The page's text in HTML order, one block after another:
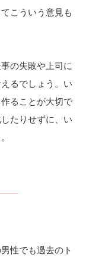
こういう意見も
の失敗や上司に
るでしょう。い
ることが大切で
たりせずに、い
性でも過去のト